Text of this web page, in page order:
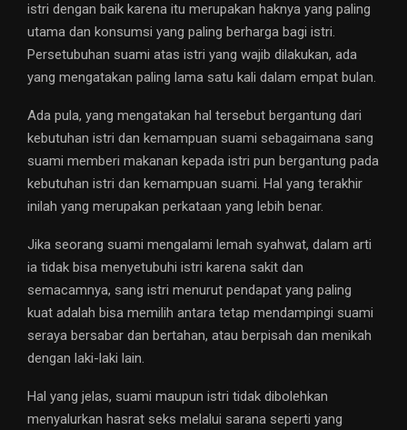
istri dengan baik karena itu merupakan haknya yang paling
utama dan konsumsi yang paling berharga bagi istri.
Persetubuhan suami atas istri yang wajib dilakukan, ada
yang mengatakan paling lama satu kali dalam empat bulan.
Ada pula, yang mengatakan hal tersebut bergantung dari
kebutuhan istri dan kemampuan suami sebagaimana sang
suami memberi makanan kepada istri pun bergantung pada
kebutuhan istri dan kemampuan suami. Hal yang terakhir
inilah yang merupakan perkataan yang lebih benar.
Jika seorang suami mengalami lemah syahwat, dalam arti
ia tidak bisa menyetubuhi istri karena sakit dan
semacamnya, sang istri menurut pendapat yang paling
kuat adalah bisa memilih antara tetap mendampingi suami
seraya bersabar dan bertahan, atau berpisah dan menikah
dengan laki-laki lain.
Hal yang jelas, suami maupun istri tidak dibolehkan
menyalurkan hasrat seks melalui sarana seperti yang